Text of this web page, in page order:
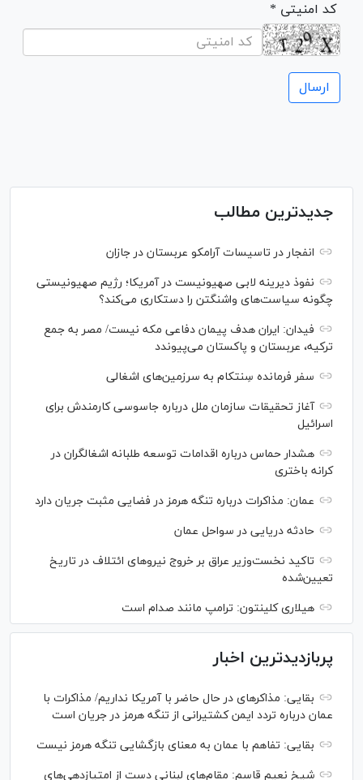
* کد امنیتی
جدیدترین مطالب
انفجار در تاسیسات آرامکو عربستان در جازان
نفوذ دیرینه لابی صهیونیست در آمریکا؛ رژیم صهیونیستی
چگونه سیاست‌های واشنگتن را دستکاری می‌کند؟
فیدان: ایران هدف پیمان دفاعی مکه نیست/ مصر به جمع
ترکیه، عربستان و پاکستان می‌پیوندد
سفر فرمانده سِنتکام به سرزمین‌های اشغالی
آغاز تحقیقات سازمان ملل درباره جاسوسی کارمندش برای
اسرائیل
هشدار حماس درباره اقدامات توسعه طلبانه اشغالگران در
کرانه باختری
عمان: مذاکرات درباره تنگه هرمز در فضایی مثبت جریان دارد
حادثه دریایی در سواحل عمان
تاکید نخست‌وزیر عراق بر خروج نیروهای ائتلاف در تاریخ
تعیین‌شده
هیلاری کلینتون: ترامپ مانند صدام است
پربازدیدترین اخبار
بقایی: مذاکره‎ای در حال حاضر با آمریکا نداریم/ مذاکرات با
عمان درباره تردد ایمن کشتیرانی از تنگه هرمز در جریان است
بقایی: تفاهم با عمان به معنای بازگشایی تنگه هرمز نیست
شیخ نعیم قاسم: مقام‌های لبنانی دست از امتیازدهی‌های